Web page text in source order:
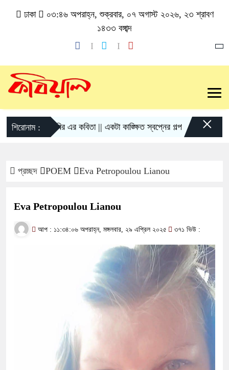
ঢাকা
০৩:৪৬ অপরাহ্ন, শুক্রবার, ০৭ অগাস্ট ২০২৬, ২৩ শ্রাবণ
১৪৩৩ বঙ্গাব্দ
শিরোনাম :
গোলাম কবির এর কবিতা || একটা কাঙ্ক্ষিত স্বপ্নের গল্প রীতি
×
প্রচ্ছদ POEM Eva Petropoulou Lianou
Eva Petropoulou Lianou
আপ : ১১:৩৪:০৬ অপরাহ্ন, মঙ্গলবার, ২৯ এপ্রিল ২০২৫ ৩৭১ ভিউ :